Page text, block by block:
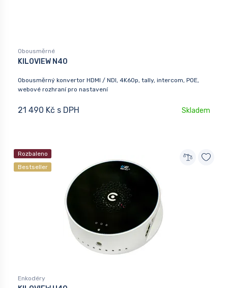
Obousměrné
KILOVIEW N40
Obousměrný konvertor HDMI / NDI, 4K60p, tally, intercom, POE,
webové rozhraní pro nastavení
21 490 Kč s DPH Skladem
Rozbaleno
Bestseller
Enkodéry